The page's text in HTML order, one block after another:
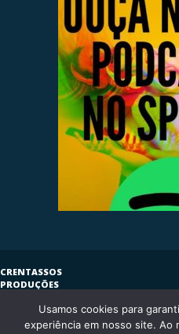
CRENTASSOS
PRODUÇÕES
COPYLEFT©2009
CRENTASSOS
Usamos cookies para
experiência em nosso site. Ao